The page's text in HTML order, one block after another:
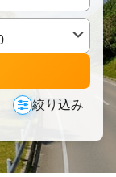
絞り込み